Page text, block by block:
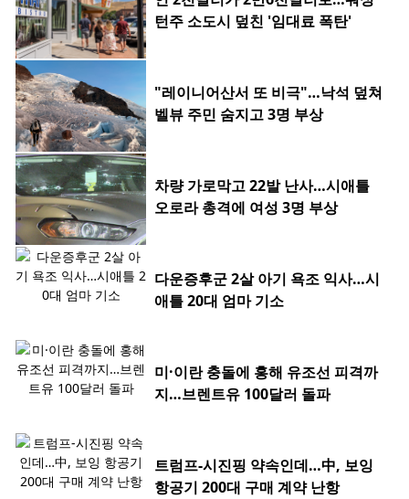
턴주 소도시 덮친 '임대료 폭탄'
"레이니어산서 또 비극"…낙석 덮쳐
벨뷰 주민 숨지고 3명 부상
차량 가로막고 22발 난사…시애틀
오로라 총격에 여성 3명 부상
다운증후군 2살 아기 욕조 익사…시
애틀 20대 엄마 기소
미·이란 충돌에 홍해 유조선 피격까
지…브렌트유 100달러 돌파
트럼프-시진핑 약속인데…中, 보잉
항공기 200대 구매 계약 난항